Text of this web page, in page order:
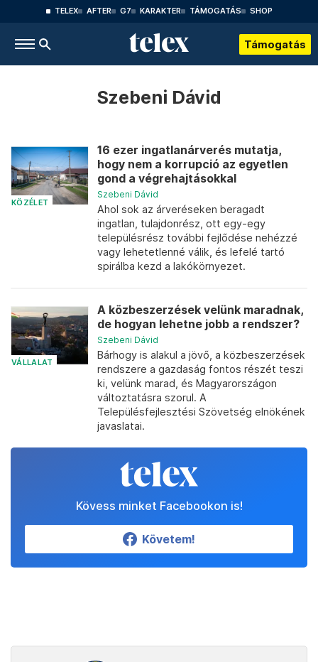
TELEX AFTER G7 KARAKTER TÁMOGATÁS SHOP
Támogatás
Szebeni Dávid
KÖZÉLET
16 ezer ingatlanárverés mutatja,
hogy nem a korrupció az egyetlen
gond a végrehajtásokkal
Szebeni Dávid
Ahol sok az árveréseken beragadt
ingatlan, tulajdonrész, ott egy-egy
településrész további fejlődése nehézzé
vagy lehetetlenné válik, és lefelé tartó
spirálba kezd a lakókörnyezet.
VÁLLALAT
A közbeszerzések velünk maradnak,
de hogyan lehetne jobb a rendszer?
Szebeni Dávid
Bárhogy is alakul a jövő, a közbeszerzések
rendszere a gazdaság fontos részét teszi
ki, velünk marad, és Magyarországon
változtatásra szorul. A
Településfejlesztési Szövetség elnökének
javaslatai.
Kövess minket Facebookon is!
Követem!